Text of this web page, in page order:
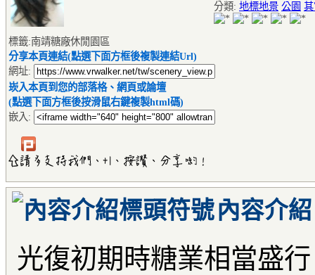
分類: 地標地景 公園
標籤:南靖糖廠休閒園區
分享本頁連結(點選下面方框後複製連結Url)
網址:
崁入本頁到您的部落格、網頁或論壇
(點選下面方框後按滑鼠右鍵複製html碼)
嵌入:
內容介紹
光復初期時糖業相當盛